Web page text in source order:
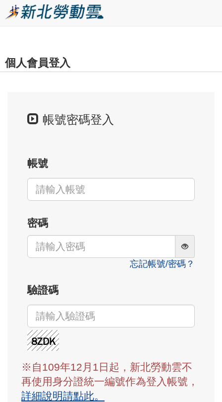
到
內個人會員登入
帳號密碼登入
帳號
密碼
忘記帳號/密碼？
驗證碼
※自109年12月1日起，新北勞動雲不
再使用身分證統一編號作為登入帳號，
詳細說明請點此。